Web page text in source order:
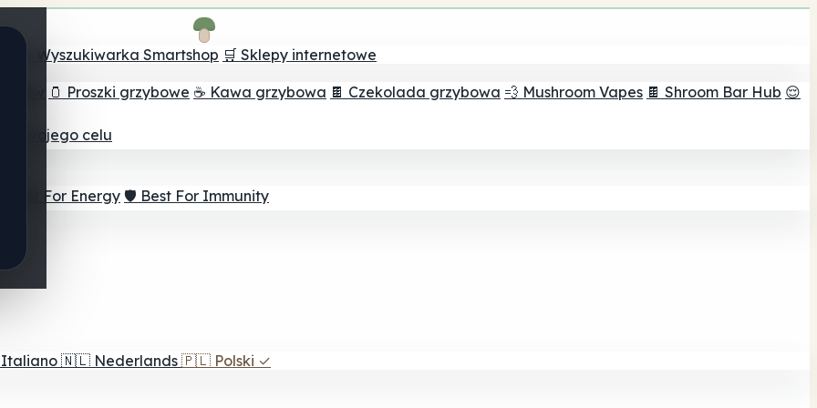
🔮 Wyszukiwarka Smartshop 🛒 Sklepy internetowe
🫙 Proszki grzybowe ☕ Kawa grzybowa 🍫 Czekolada grzybowa 💨 Mushroom Vapes 🍫 Shroom Bar Hub 😌
twojego celu
⚡ Best For Energy 🛡️ Best For Immunity
Italiano 🇳🇱 Nederlands 🇵🇱 Polski ✓